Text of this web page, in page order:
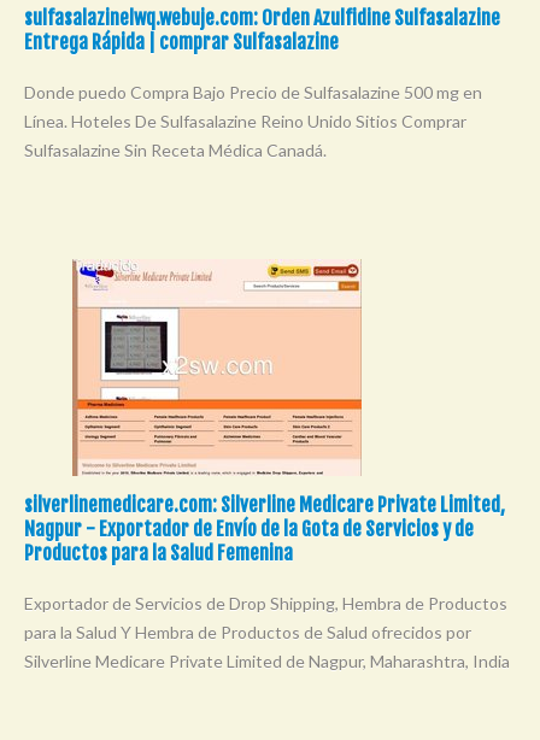
sulfasalazinelwq.webuje.com: Orden Azulfidine Sulfasalazine
Entrega Rápida | comprar Sulfasalazine
Donde puedo Compra Bajo Precio de Sulfasalazine 500 mg en
Línea. Hoteles De Sulfasalazine Reino Unido Sitios Comprar
Sulfasalazine Sin Receta Médica Canadá.
silverlinemedicare.com: Silverline Medicare Private Limited,
Nagpur - Exportador de Envío de la Gota de Servicios y de
Productos para la Salud Femenina
Exportador de Servicios de Drop Shipping, Hembra de Productos
para la Salud Y Hembra de Productos de Salud ofrecidos por
Silverline Medicare Private Limited de Nagpur, Maharashtra, India